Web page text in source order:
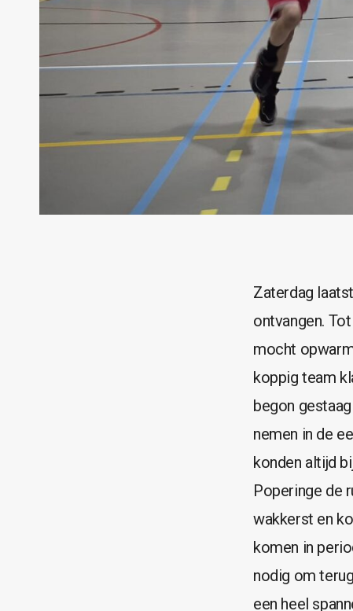
Zaterdag
ontvangen.
mocht
koppig team
begon
nemen in de
konden altijd
Poperinge de
wakkerst en
komen in
nodig om
een heel